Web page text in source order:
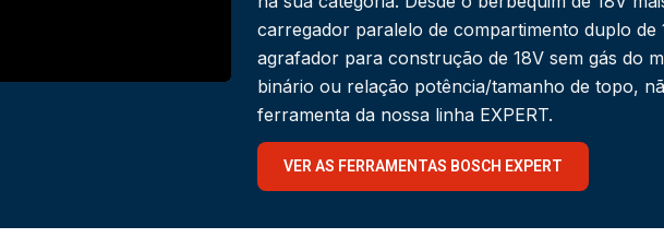
carregador paralelo de compartimento duplo de
agrafador para construção de 18V sem gás do
binário ou relação potência/tamanho de topo,
ferramenta da nossa linha EXPERT.
VER AS FERRAMENTAS BOSCH EXPERT